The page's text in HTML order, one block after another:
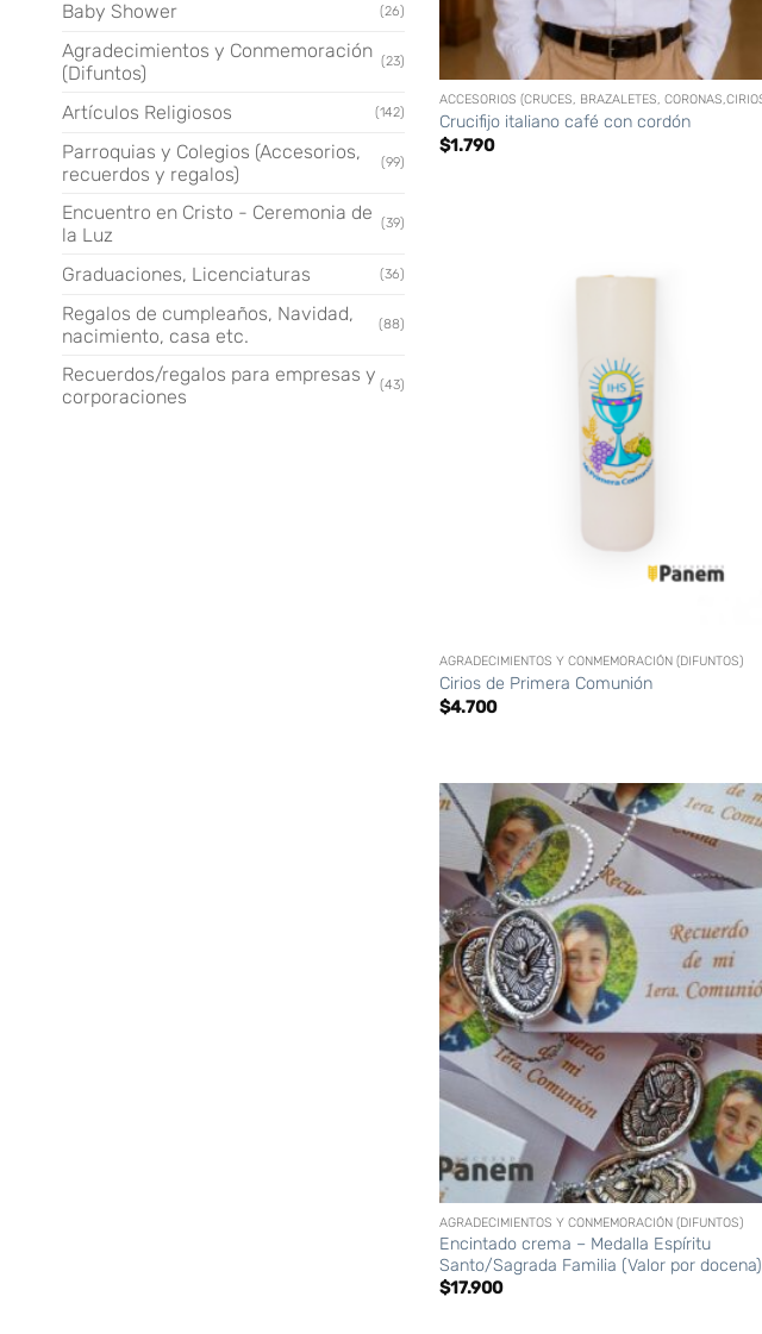
Baby Shower (26)
Agradecimientos y Conmemoración
(Difuntos)
(23)
Artículos Religiosos (142)
Parroquias y Colegios (Accesorios,
recuerdos y regalos)
(99)
Encuentro en Cristo - Ceremonia de
la Luz
(39)
Graduaciones, Licenciaturas (36)
Regalos de cumpleaños, Navidad,
nacimiento, casa etc.
(88)
Recuerdos/regalos para empresas y
corporaciones
(43)
Crucifijo italiano café con cordón
$1.790
AGRADECIMIENTOS Y CONMEMORACIÓN (DIFUNTOS)
Cirios de Primera Comunión
$4.700
+
AGRADECIMIENTOS Y CONMEMORACIÓN (DIFUNTOS)
Encintado crema – Medalla Espíritu
Santo/Sagrada Familia (Valor por docena)
$17.900